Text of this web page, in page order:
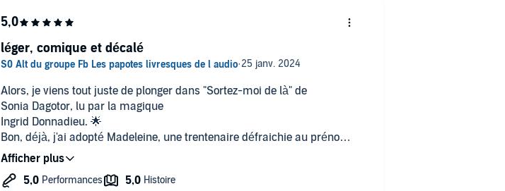
Alors, je viens tout juste de plonger dans "Sortez-moi de là" de
Sonia Dagotor, lu par la magique
Ingrid Donnadieu. 🌟
Bon, déjà, j'ai adopté Madeleine, une trentenaire défraichie au prénom
vintage qui vient de perdre sa mère, mais qui reste ultra cool. 😎 Sa
mère, même six pieds sous terre, continue de lui donner des ordres. La
dernière en date : direction Paris ! 🗼Pour une meuf qui n'a jamais quitté
léger, comique et décalé